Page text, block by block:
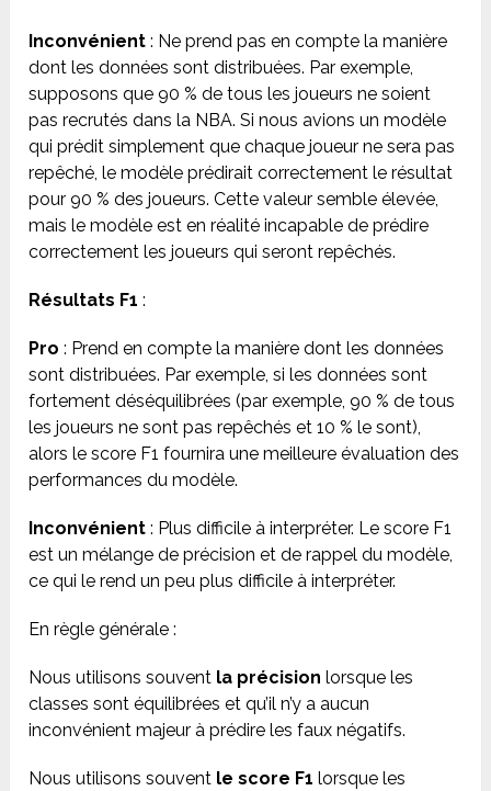
Inconvénient : Ne prend pas en compte la manière
dont les données sont distribuées. Par exemple,
supposons que 90 % de tous les joueurs ne soient
pas recrutés dans la NBA. Si nous avions un modèle
qui prédit simplement que chaque joueur ne sera pas
repêché, le modèle prédirait correctement le résultat
pour 90 % des joueurs. Cette valeur semble élevée,
mais le modèle est en réalité incapable de prédire
correctement les joueurs qui seront repêchés.
Résultats F1 :
Pro : Prend en compte la manière dont les données
sont distribuées. Par exemple, si les données sont
fortement déséquilibrées (par exemple, 90 % de tous
les joueurs ne sont pas repêchés et 10 % le sont),
alors le score F1 fournira une meilleure évaluation des
performances du modèle.
Inconvénient : Plus difficile à interpréter. Le score F1
est un mélange de précision et de rappel du modèle,
ce qui le rend un peu plus difficile à interpréter.
En règle générale :
Nous utilisons souvent la précision lorsque les
classes sont équilibrées et qu’il n’y a aucun
inconvénient majeur à prédire les faux négatifs.
Nous utilisons souvent le score F1 lorsque les